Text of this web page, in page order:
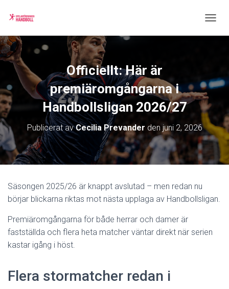
L
A
N
V
I
G
R
Officiellt: Här är
premiäromgångarna i
Handbollsligan 2026/27
Publicerat avCecilia Prevander den juni 2, 2026
Säsongen 2025/26 är knappt avslutad – men redan nu
börjar blickarna riktas mot nästa upplaga av Handbollsligan.
Premiäromgångarna för både herrar och damer är
fastställda och flera heta matcher väntar direkt när serien
kastar igång i höst.
Flera stormatcher redan i